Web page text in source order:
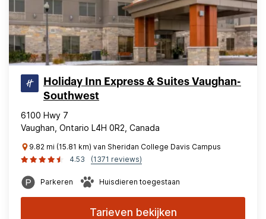
Holiday Inn Express & Suites Vaughan-
Southwest
6100 Hwy 7
Vaughan, Ontario L4H 0R2, Canada
9.82 mi (15.81 km) van Sheridan College Davis Campus
4.53
(1371 reviews)
Parkeren Huisdieren toegestaan
Tarieven bekijken